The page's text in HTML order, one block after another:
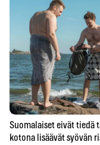
Suomalaiset eivät tiedä
kotona lisäävät syövän